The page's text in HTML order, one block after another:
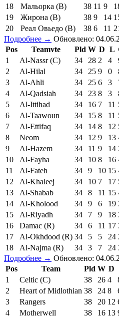
18
Мальорка (В) 38 11 9
19
Жирона (В) 38 9 14
20
Реал Овьедо (В) 38 6 11
Подробнее → Обновлено:
Pos
Teamvte Pld W D L
1
Al-Nassr (C) 34 28 2 4
2
Al-Hilal 34 25 9 0
3
Al-Ahli 34 25 6 3
4
Al-Qadsiah 34 23 8 3
5
Al-Ittihad 34 16 7 11
6
Al-Taawoun 34 15 8 11
7
Al-Ettifaq 34 14 8 12
8
Neom 34 12 9 13
9
Al-Hazem 34 11 9 14
10
Al-Fayha 34 10 8 16
11
Al-Fateh 34 9 10 15
12
Al-Khaleej 34 10 7 17
13
Al-Shabab 34 8 11 15
14
Al-Kholood 34 9 6 19
15
Al-Riyadh 34 7 9 18
16
Damac (R) 34 6 11 17
17
Al-Okhdood (R) 34 5 5 24
18
Al-Najma (R) 34 3 7 24
Подробнее → Обновлено:
Pos
Team Pld W D
1
Celtic (C) 38 26 4
2
Heart of Midlothian 38 24 8
3
Rangers 38 20 12
4
Motherwell 38 16 13